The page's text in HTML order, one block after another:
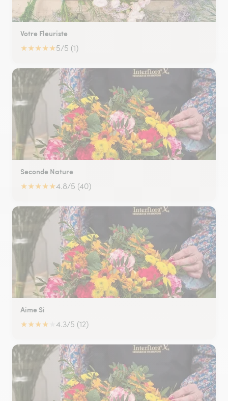
Votre Fleuriste
★★★★★5/5 (1)
Seconde Nature
★★★★★4.8/5 (40)
Aime Si
★★★★ 4.3/5 (12)